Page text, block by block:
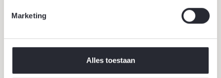
Marketing
Alles toestaan